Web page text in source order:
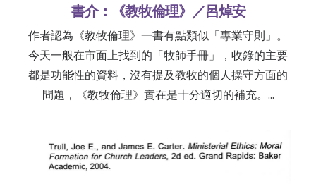
書介：《教牧倫理》／呂焯安
作者認為《教牧倫理》一書有點類似「專業守則」。
今天一般在市面上找到的「牧師手冊」，收錄的主要
都是功能性的資料，沒有提及教牧的個人操守方面的
問題，《教牧倫理》實在是十分適切的補充。…